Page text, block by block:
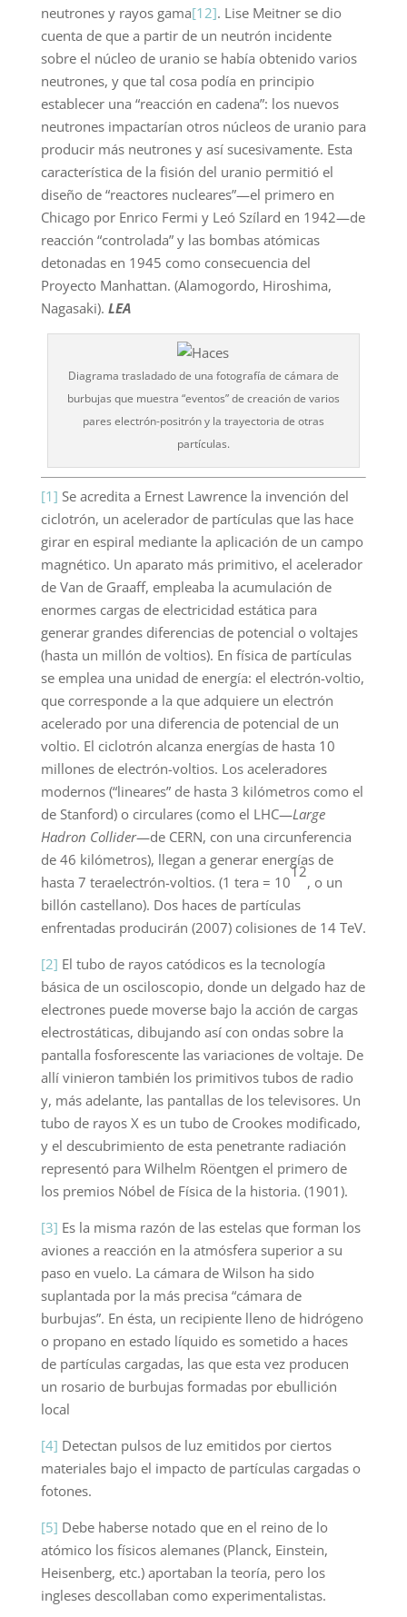
neutrones y rayos gama[12]. Lise Meitner se dio
cuenta de que a partir de un neutrón incidente
sobre el núcleo de uranio se había obtenido varios
neutrones, y que tal cosa podía en principio
establecer una “reacción en cadena”: los nuevos
neutrones impactarían otros núcleos de uranio para
producir más neutrones y así sucesivamente. Esta
característica de la fisión del uranio permitió el
diseño de “reactores nucleares”—el primero en
Chicago por Enrico Fermi y Leó Szílard en 1942—de
reacción “controlada” y las bombas atómicas
detonadas en 1945 como consecuencia del
Proyecto Manhattan. (Alamogordo, Hiroshima,
Nagasaki). LEA
Diagrama trasladado de una fotografía de cámara de
burbujas que muestra “eventos” de creación de varios
pares electrón-positrón y la trayectoria de otras
partículas.
[1] Se acredita a Ernest Lawrence la invención del
ciclotrón, un acelerador de partículas que las hace
girar en espiral mediante la aplicación de un campo
magnético. Un aparato más primitivo, el acelerador
de Van de Graaff, empleaba la acumulación de
enormes cargas de electricidad estática para
generar grandes diferencias de potencial o voltajes
(hasta un millón de voltios). En física de partículas
se emplea una unidad de energía: el electrón-voltio,
que corresponde a la que adquiere un electrón
acelerado por una diferencia de potencial de un
voltio. El ciclotrón alcanza energías de hasta 10
millones de electrón-voltios. Los aceleradores
modernos (“lineares” de hasta 3 kilómetros como el
de Stanford) o circulares (como el LHC—Large
Hadron Collider—de CERN, con una circunferencia
de 46 kilómetros), llegan a generar energías de
hasta 7 teraelectrón-voltios. (1 tera = 10
12
, o un
billón castellano). Dos haces de partículas
enfrentadas producirán (2007) colisiones de 14 TeV.
[2] El tubo de rayos catódicos es la tecnología
básica de un osciloscopio, donde un delgado haz de
electrones puede moverse bajo la acción de cargas
electrostáticas, dibujando así con ondas sobre la
pantalla fosforescente las variaciones de voltaje. De
allí vinieron también los primitivos tubos de radio
y, más adelante, las pantallas de los televisores. Un
tubo de rayos X es un tubo de Crookes modificado,
y el descubrimiento de esta penetrante radiación
representó para Wilhelm Röentgen el primero de
los premios Nóbel de Física de la historia. (1901).
[3] Es la misma razón de las estelas que forman los
aviones a reacción en la atmósfera superior a su
paso en vuelo. La cámara de Wilson ha sido
suplantada por la más precisa “cámara de
burbujas”. En ésta, un recipiente lleno de hidrógeno
o propano en estado líquido es sometido a haces
de partículas cargadas, las que esta vez producen
un rosario de burbujas formadas por ebullición
local
[4] Detectan pulsos de luz emitidos por ciertos
materiales bajo el impacto de partículas cargadas o
fotones.
[5] Debe haberse notado que en el reino de lo
atómico los físicos alemanes (Planck, Einstein,
Heisenberg, etc.) aportaban la teoría, pero los
ingleses descollaban como experimentalistas.